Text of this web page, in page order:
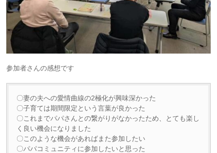
参加者さんの感想です
〇妻の夫への愛情曲線の2極化が興味深かった
〇子育ては期間限定という言葉が良かった
〇これまでパパさんとの繋がりがなかったため、とても楽し
く良い機会になりました
〇このような機会があればまた参加したい
〇パパコミュニティに参加したいと思った